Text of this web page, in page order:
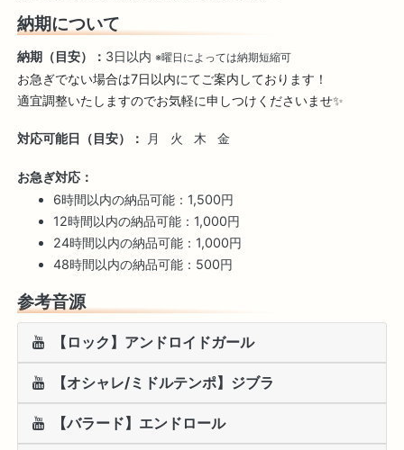
納期について
納期（目安）： 3日以内 ※曜日によっては納期短縮可
お急ぎでない場合は7日以内にてご案内しております！
適宜調整いたしますのでお気軽に申しつけくださいませ✨
対応可能日（目安）： 月 火 木 金
お急ぎ対応：
6時間以内の納品可能：1,500円
12時間以内の納品可能：1,000円
24時間以内の納品可能：1,000円
48時間以内の納品可能：500円
参考音源
【ロック】アンドロイドガール
【オシャレ/ミドルテンポ】ジブラ
【バラード】エンドロール